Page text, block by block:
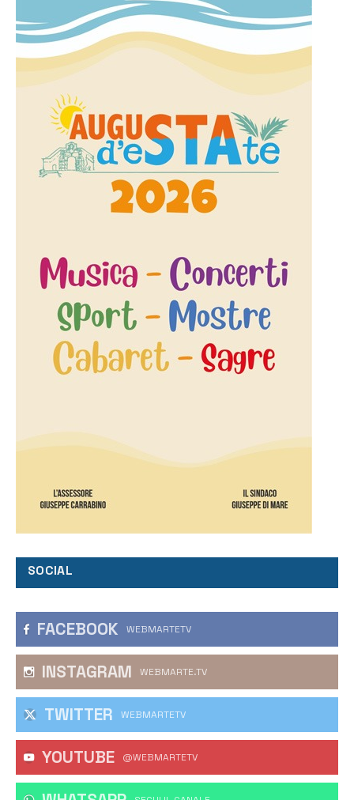
SOCIAL
FACEBOOK WEBMARTETV
INSTAGRAM WEBMARTE.TV
TWITTER WEBMARTETV
YOUTUBE @WEBMARTETV